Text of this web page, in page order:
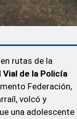
rutas de la
de la Policía
Federación,
volcó y
una adolescente